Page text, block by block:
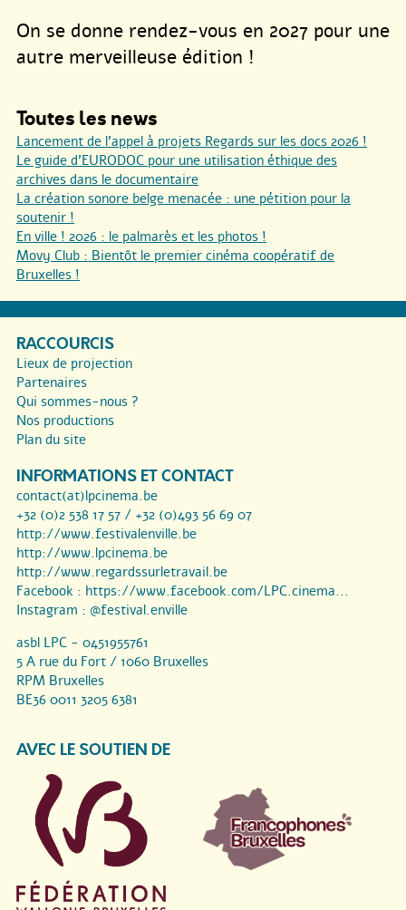
On se donne rendez-vous en 2027 pour une
autre merveilleuse édition !
Toutes les news
Lancement de l’appel à projets Regards sur les docs 2026 !
Le guide d’EURODOC pour une utilisation éthique des
archives dans le documentaire
La création sonore belge menacée : une pétition pour la
soutenir !
En ville ! 2026 : le palmarès et les photos !
Movy Club : Bientôt le premier cinéma coopératif de
Bruxelles !
RACCOURCIS
Lieux de projection
Partenaires
Qui sommes-nous ?
Nos productions
Plan du site
INFORMATIONS ET CONTACT
contact(at)lpcinema.be
+32 (0)2 538 17 57 / +32 (0)493 56 69 07
http://www.festivalenville.be
http://www.lpcinema.be
http://www.regardssurletravail.be
Facebook : https://www.facebook.com/LPC.cinema...
Instagram : @festival.enville
asbl LPC - 0451955761
5 A rue du Fort / 1060 Bruxelles
RPM Bruxelles
BE36 0011 3205 6381
AVEC LE SOUTIEN DE